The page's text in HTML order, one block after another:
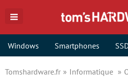
Windows Smartphones
Tomshardware.fr Informatique